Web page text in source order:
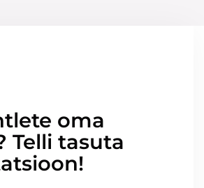
oma
Telli tasuta